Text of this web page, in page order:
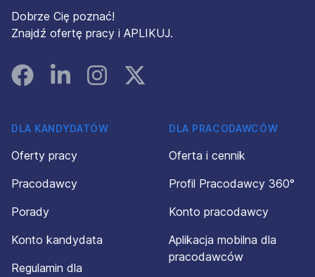
Dobrze Cię poznać!
Znajdź ofertę pracy i APLIKUJ.
FacebookLinked InInstagramInstagram
DLA KANDYDATÓW
Oferty pracy
Pracodawcy
Porady
Konto kandydata
Regulamin dla
DLA PRACODAWCÓW
Oferta i cennik
Profil Pracodawcy 360°
Konto pracodawcy
Aplikacja mobilna dla
pracodawców